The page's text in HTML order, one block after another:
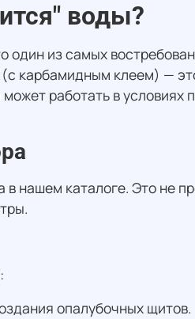
воды?
из самых
карбамидным клеем) —
работать в
нашем каталоге. Это не
опалубочных щитов.